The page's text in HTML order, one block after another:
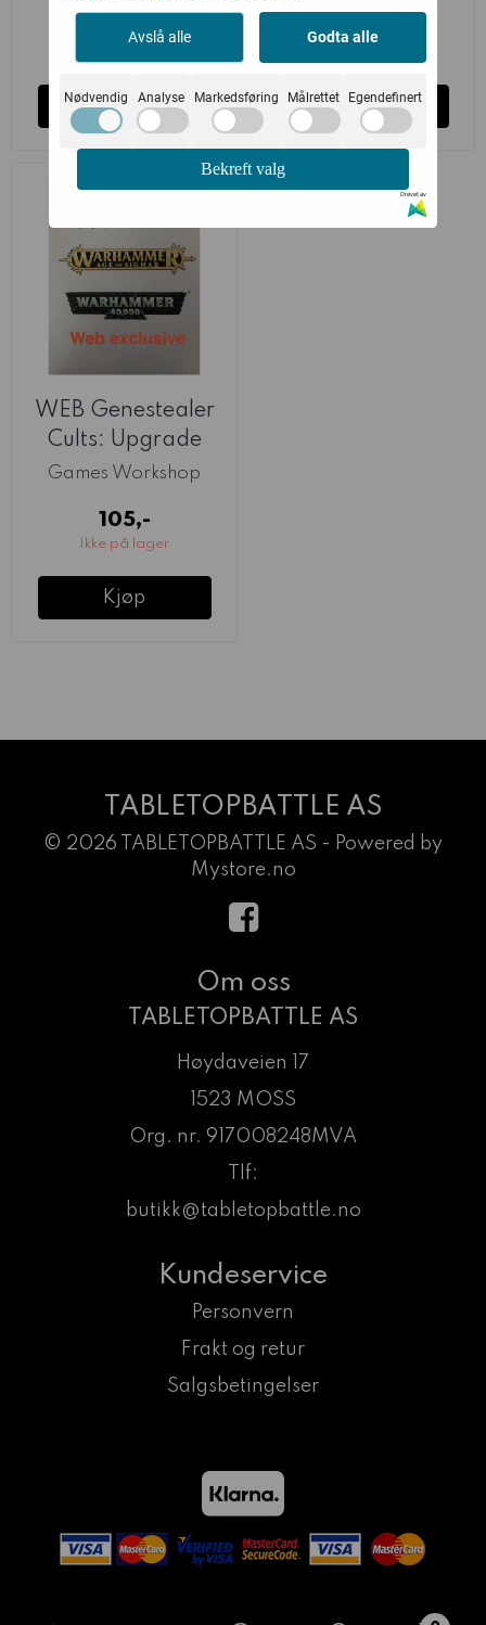
250,-
Kjøp
250,-
Kjøp
WEB Genestealer
Cults: Upgrade
Frame
Games Workshop
105,-
Ikke på lager
Kjøp
TABLETOPBATTLE AS
© 2026 TABLETOPBATTLE AS - Powered by
Mystore.no
Om oss
TABLETOPBATTLE AS
Høydaveien 17
1523 MOSS
Org. nr. 917008248MVA
Tlf:
butikk@tabletopbattle.no
Kundeservice
Personvern
Frakt og retur
Salgsbetingelser
Avslå alle Godta alle
Nødvendig Analyse Markedsføring Målrettet Egendefinert
Bekreft valg
Drevet av